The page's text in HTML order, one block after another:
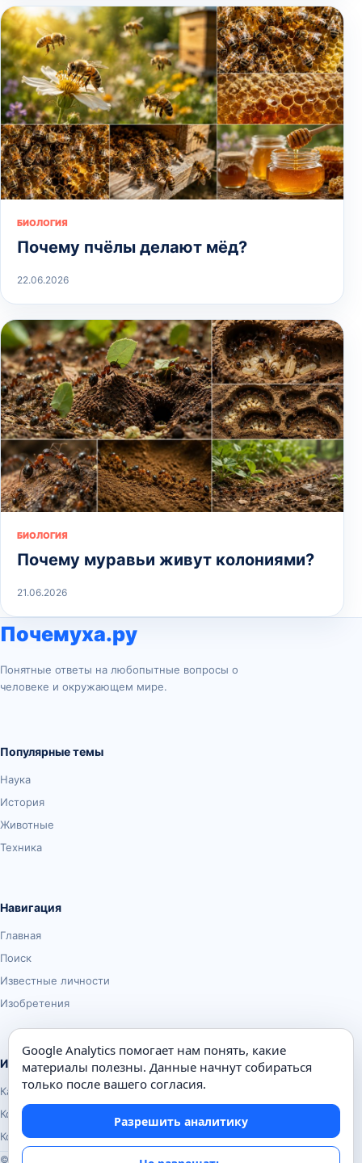
БИОЛОГИЯ
Почему пчёлы делают мёд?
22.06.2026
БИОЛОГИЯ
Почему муравьи живут колониями?
21.06.2026
Почемуха.ру
Понятные ответы на любопытные вопросы о
человеке и окружающем мире.
Популярные темы
Наука
История
Животные
Техника
Навигация
Главная
Поиск
Известные личности
Изобретения
Информация
Карта сайта
Контакты
Конфиденциальность
© Почемуха.ру, 2010–2026
Google Analytics помогает нам понять, какие
материалы полезны. Данные начнут собираться
только после вашего согласия.
Разрешить аналитику